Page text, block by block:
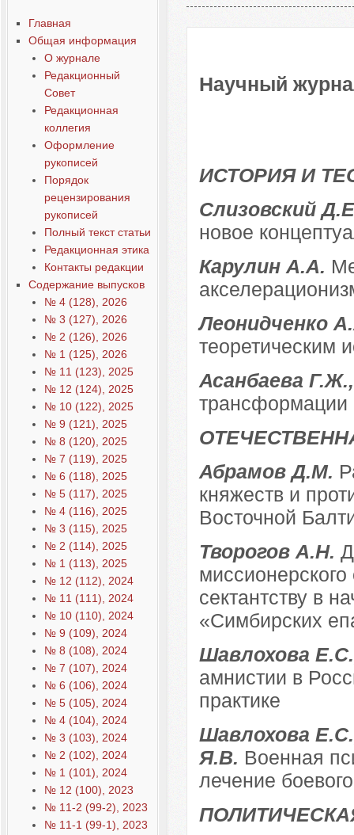
Главная
Общая информация
О журнале
Редакционный
Совет
Редакционная
коллегия
Оформление
рукописей
Порядок
рецензирования
рукописей
Полный текст статьи
Редакционная этика
Контакты редакции
Содержание выпусков
№ 4 (128), 2026
№ 3 (127), 2026
№ 2 (126), 2026
№ 1 (125), 2026
№ 11 (123), 2025
№ 12 (124), 2025
№ 10 (122), 2025
№ 9 (121), 2025
№ 8 (120), 2025
№ 7 (119), 2025
№ 6 (118), 2025
№ 5 (117), 2025
№ 4 (116), 2025
№ 3 (115), 2025
№ 2 (114), 2025
№ 1 (113), 2025
№ 12 (112), 2024
№ 11 (111), 2024
№ 10 (110), 2024
№ 9 (109), 2024
№ 8 (108), 2024
№ 7 (107), 2024
№ 6 (106), 2024
№ 5 (105), 2024
№ 4 (104), 2024
№ 3 (103), 2024
№ 2 (102), 2024
№ 1 (101), 2024
№ 12 (100), 2023
№ 11-2 (99-2), 2023
№ 11-1 (99-1), 2023
Научный
ИСТОРИЯ И
Слизовский
новое
Карулин А.А.
Леонидченко
теоретическим
Асанбаева
трансформации
Абрамов Д.М.
княжеств и
Восточной
Творогов А.Н.
сектантству в
«Симбирских
Шавлохова
амнистии в
практике
Шавлохова
Я.В. Военная
лечение